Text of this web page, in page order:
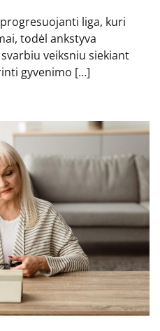
liga, kuri
todėl ankstyva
veiksniu siekiant
gyvenimo […]